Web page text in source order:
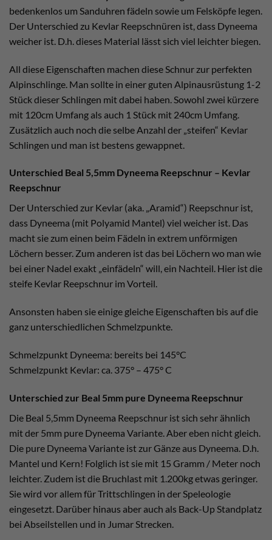
bedenkenlos um Sanduhren fädeln sowie um Felsköpfe legen.
Der Unterschied zu Kevlar Reepschnüren ist, dass Dyneema
weicher ist. D.h. dieses Material lässt sich viel leichter biegen.
All diese Eigenschaften machen diese Schnur zur perfekten
Alpinschlinge. Man sollte in einer guten Alpinausrüstung 1-2
Stück dieser Schlingen mit dabei haben. Sowohl zwei kürzere
mit 120cm Umfang als auch 1 Stück mit 240cm Umfang.
Zusätzlich auch noch die selbe Anzahl der „steifen“ Kevlar
Schlingen und man ist bestens gewappnet.
Unterschied Beal 5,5mm Dyneema Reepschnur – Kevlar
Reepschnur
Der Unterschied zur Kevlar (aka. „Aramid“) Reepschnur ist,
dass Dyneema (mit Polyamid Mantel) viel weicher ist. Das
macht sie zum einen beim Fädeln in extrem unförmigen
Löchern besser. Zum anderen ist das bei Löchern wo man wie
bei einer Nadel exakt „einfädeln“ will, ein Nachteil. Hier ist die
steife Kevlar Reepschnur im Vorteil.
Ansonsten haben sie einige gleiche Eigenschaften bis auf die
ganz unterschiedlichen Schmelzpunkte.
Schmelzpunkt Dyneema: bereits bei 145°C
Schmelzpunkt Kevlar: ca. 375° – 475° C
Unterschied zur Beal 5mm pure Dyneema Reepschnur
Die Beal 5,5mm Dyneema Reepschnur ist sich sehr ähnlich
mit der 5mm pure Dyneema Variante. Aber eben nicht gleich.
Die pure Dyneema Variante ist zur Gänze aus Dyneema. D.h.
Mantel und Kern! Folglich ist sie mit 15 Gramm / Meter noch
leichter. Zudem ist die Bruchlast mit 1.200kg etwas geringer.
Sie wird vor allem für Trittschlingen in der Speleologie
eingesetzt. Darüber hinaus aber auch als Back-Up Standplatz
bei Abseilstellen und in Jumar Strecken.